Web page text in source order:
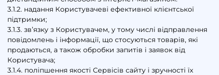
3.1.2. надання Користувачеві ефективної клієнтської
підтримки;
3.1.3. зв’язку з Користувачем, у тому числі відправлення
повідомлень і інформації, що стосуються товарів, які
продаються, а також обробки запитів і заявок від
Користувача;
3.1.4. поліпшення якості Сервісів сайту і зручності їх